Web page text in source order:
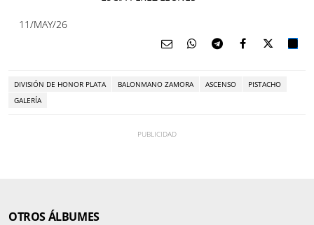
11/MAY/26
DIVISIÓN DE HONOR PLATA BALONMANO ZAMORA ASCENSO
PISTACHO
GALERÍA
OTROS ÁLBUMES